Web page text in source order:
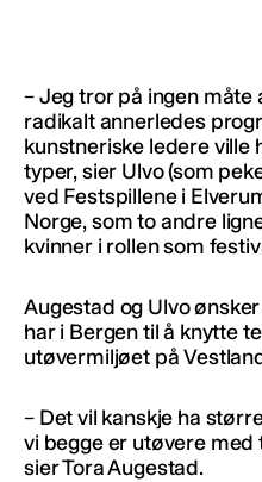
– Jeg tror på ingen måte
radikalt annerledes
kunstneriske ledere ville
typer, sier Ulvo (som
ved Festspillene i
Norge, som to andre
kvinner i rollen som
Augestad og Ulvo
har i Bergen til å knytte
utøvermiljøet på
– Det vil kanskje ha
vi begge er utøvere
sier Tora Augestad.